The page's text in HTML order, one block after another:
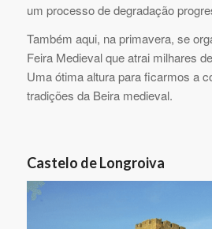
um processo de degradação
Também aqui, na primavera, se
Feira Medieval que atrai milhares
Uma ótima altura para ficarmos a
tradições da Beira medieval.
Castelo de Longroiva